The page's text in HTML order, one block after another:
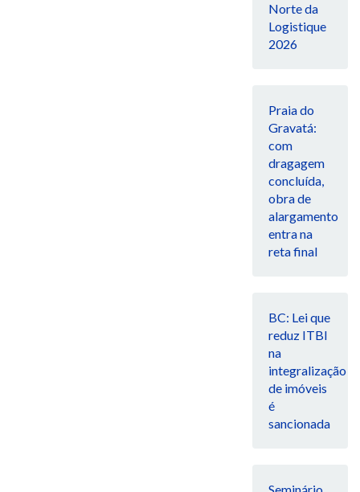
Norte da
Logistique
2026
Praia do
Gravatá:
com
dragagem
concluída,
obra de
alargamento
entra na
reta final
BC: Lei que
reduz ITBI
na
integralização
de imóveis
é
sancionada